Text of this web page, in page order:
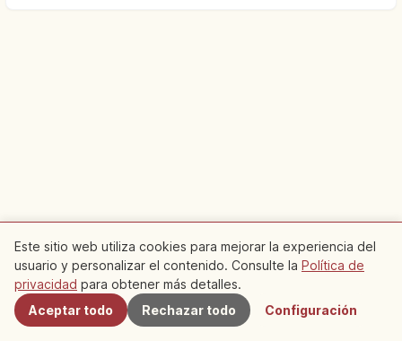
Cercanos
Este sitio web utiliza cookies para mejorar la experiencia del
usuario y personalizar el contenido. Consulte la Política de
privacidad para obtener más detalles.
Aceptar todo
Rechazar todo Configuración